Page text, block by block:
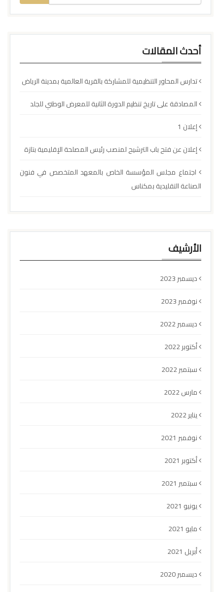
أحدث المقالات
تدارس المحاور التنظيمية للمشاركة بالقرية العالمية بمدينة الرياض
المصادقة على تاريخ تنظيم الدورة الثانية للمعرض الوطني للجلد
إعلان 1
إعلان عن فتح باب الترشيح لمنصب رئيس المصلحة الإقليمية بتازة
اجتماع مجلس المؤسسة الخاص بالمعهد المتخصص في فنون
الصناعة التقليدية بمكناس
الأرشيف
ديسمبر 2023
نوفمبر 2023
ديسمبر 2022
أكتوبر 2022
سبتمبر 2022
مارس 2022
يناير 2022
نوفمبر 2021
أكتوبر 2021
سبتمبر 2021
يونيو 2021
مايو 2021
أبريل 2021
ديسمبر 2020